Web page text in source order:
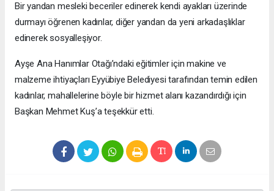
Bir yandan mesleki beceriler edinerek kendi ayakları üzerinde
durmayı öğrenen kadınlar, diğer yandan da yeni arkadaşlıklar
edinerek sosyalleşiyor.
Ayşe Ana Hanımlar Otağı’ndaki eğitimler için makine ve
malzeme ihtiyaçları Eyyübiye Belediyesi tarafından temin edilen
kadınlar, mahallelerine böyle bir hizmet alanı kazandırdığı için
Başkan Mehmet Kuş’a teşekkür etti.